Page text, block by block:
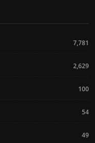
7,781
2,629
100
54
49